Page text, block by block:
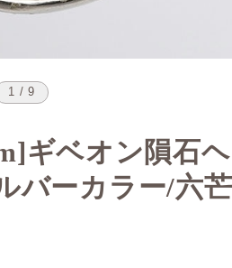
1 / 9
ギベオン隕石
バーカラー/六